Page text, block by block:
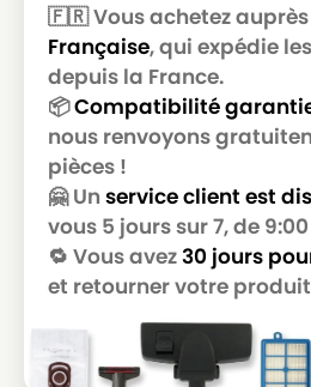
🇫🇷 Vous achetez auprès
Française, qui expédie
depuis la France.
📦Compatibilité
nous renvoyons
pièces !
🤗 Un service client est
vous 5 jours sur 7, de 9:00
🔁 Vous avez30 jours
et retourner votre